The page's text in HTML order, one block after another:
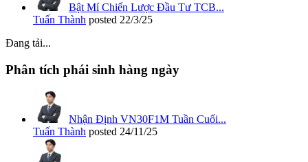
Bật Mí Chiến Lược Đầu Tư TCB...
Tuấn Thành posted 22/3/25
Đang tải...
Phân tích phái sinh hàng ngày
Nhận Định VN30F1M Tuần Cuối...
Tuấn Thành posted 24/11/25